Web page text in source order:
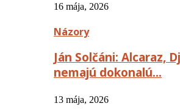
16 mája, 2026
Názory
Ján Solčáni: Alcaraz,
nemajú dokonalú…
13 mája, 2026